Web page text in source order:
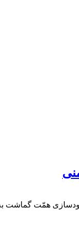
همّت گماشت